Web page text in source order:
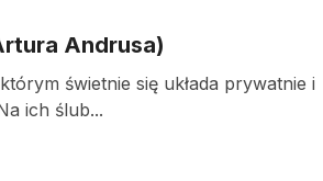
Andrusa)
świetnie się układa prywatnie i
ich ślub...